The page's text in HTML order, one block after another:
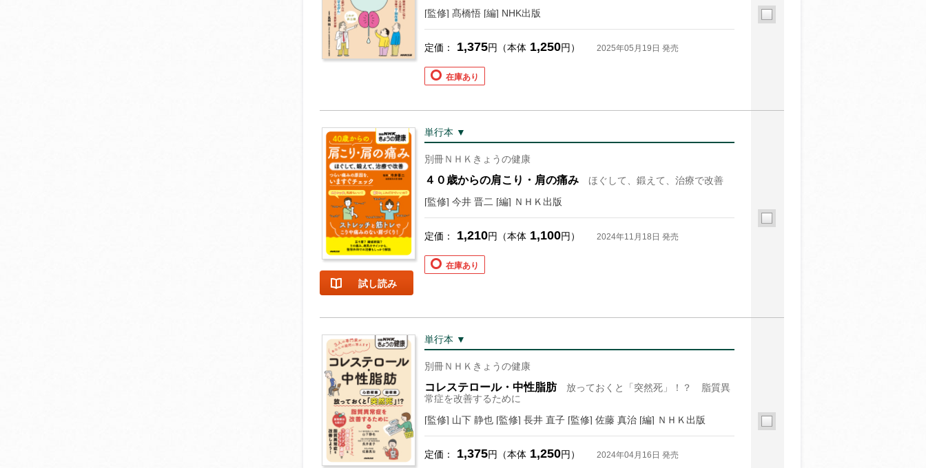
お支払いに進む
他にも商品を買う
[監修] 髙橋悟 [編] NHK出版
定価： 1,375円（本体 1,250円） 2025年05月19日 発売
在庫あり
試し読み
単行本 ▼
別冊ＮＨＫきょうの健康
４０歳からの肩こり・肩の痛み
ほぐして、鍛えて、治療で改善
[監修] 今井 晋二 [編] ＮＨＫ出版
定価： 1,210円（本体 1,100円） 2024年11月18日 発売
在庫あり
単行本 ▼
別冊ＮＨＫきょうの健康
コレステロール・中性脂肪
放っておくと「突然死」！？ 脂質異
常症を改善するために
[監修] 山下 静也 [監修] 長井 直子 [監修] 佐藤 真治 [編] ＮＨＫ出版
定価： 1,375円（本体 1,250円） 2024年04月16日 発売